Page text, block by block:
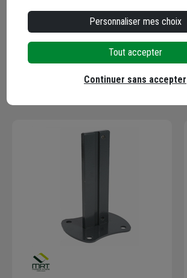
Caractéristiques
Personnaliser mes choix
Tout accepter
Continuer sans accepter